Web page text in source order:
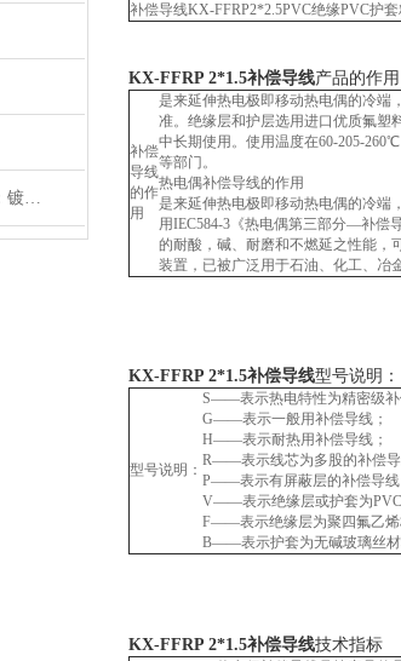
带钢丝扁电缆的核心结构：镀锌钢丝绳的抗拉强化设计
补偿导线KX-FFRP2*2.5PVC绝缘PVC护
KX-FFRP 2*1.5补偿导线产品的作
补偿
导线
的作
用
是来延伸热电极即移动热电偶的冷端
准。绝缘层和护层选用进口优质氟塑
中长期使用。使用温度在60-205-
等部门。
热电偶补偿导线的作用
是来延伸热电极即移动热电偶的冷端
用IEC584-3《热电偶第三部分—补偿
的耐酸，碱、耐磨和不燃延之性能
装置，已被广泛用于石油、化工、冶
KX-FFRP 2*1.5补偿导线型号说明：
型号说明：
S——表示热电特性为精密级补
G——表示一般用补偿导线；
H——表示耐热用补偿导线；
R——表示线芯为多股的补偿导
P——表示有屏蔽层的补偿导线
V——表示绝缘层或护套为PVC
F——表示绝缘层为聚四氟乙烯
B——表示护套为无碱玻璃丝材
KX-FFRP 2*1.5补偿导线技术指标